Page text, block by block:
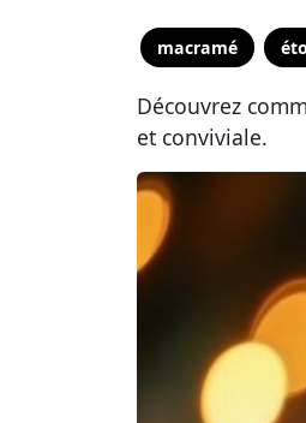
macramé
Découvrez
et conviviale.